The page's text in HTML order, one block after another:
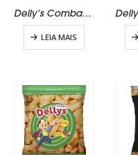
Delly’s Combat Presunto 23g
LEIA MAIS